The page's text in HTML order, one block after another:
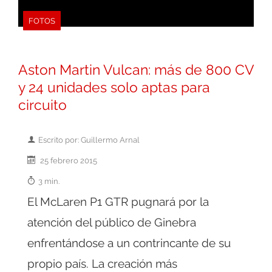
FOTOS
Aston Martin Vulcan: más de 800 CV
y 24 unidades solo aptas para
circuito
Escrito por: Guillermo Arnal
25 febrero 2015
3 min.
El McLaren P1 GTR pugnará por la
atención del público de Ginebra
enfrentándose a un contrincante de su
propio país. La creación más